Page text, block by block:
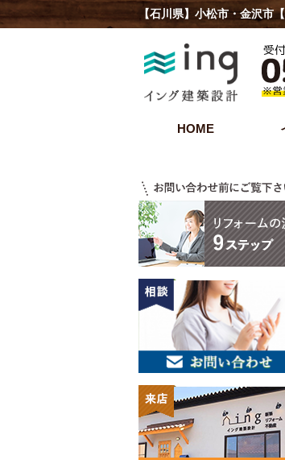
【石川県】小松市・金沢市
HOME